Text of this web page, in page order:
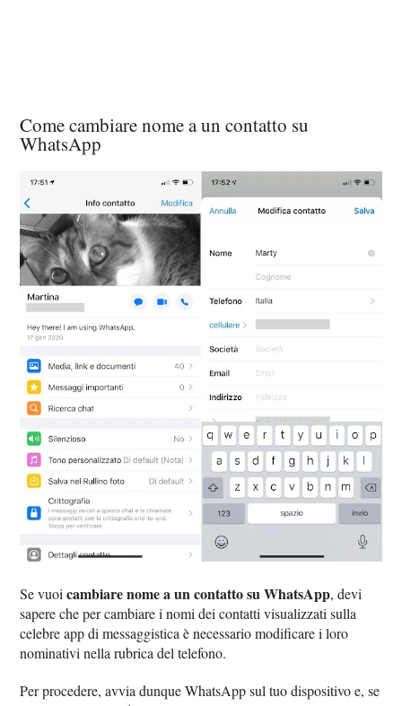
Come cambiare nome a un contatto su
WhatsApp
Se vuoicambiare nome a un contatto su WhatsApp, devi
sapere che per cambiare i nomi dei contatti visualizzati sulla
celebre app di messaggistica è necessario modificare i loro
nominativi nella rubrica del telefono.
Per procedere, avvia dunque WhatsApp sul tuo dispositivo e, se